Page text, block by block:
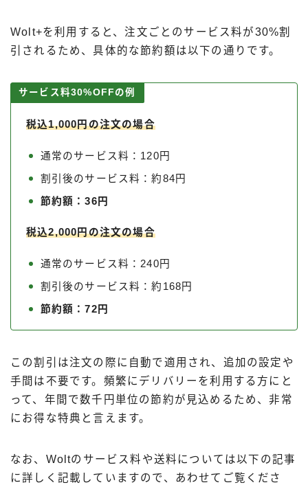
Wolt+を利用すると、注文ごとのサービス料が30%割
引されるため、具体的な節約額は以下の通りです。
サービス料30%OFFの例
税込1,000円の注文の場合
通常のサービス料：120円
割引後のサービス料：約84円
節約額：36円
税込2,000円の注文の場合
通常のサービス料：240円
割引後のサービス料：約168円
節約額：72円
この割引は注文の際に自動で適用され、追加の設定や
手間は不要です。頻繁にデリバリーを利用する方にと
って、年間で数千円単位の節約が見込めるため、非常
にお得な特典と言えます。
なお、Woltのサービス料や送料については以下の記事
に詳しく記載していますので、あわせてご覧くださ